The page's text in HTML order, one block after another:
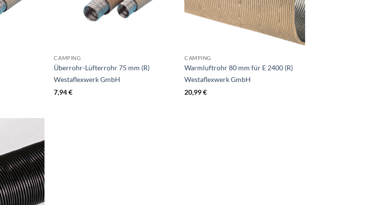
CAMPING
Überrohr-Lüfterrohr 75 mm (R)
Westaflexwerk GmbH
7,94€
CAMPING
Warmluftrohr 80 mm für E 2400 (R)
Westaflexwerk GmbH
20,99€